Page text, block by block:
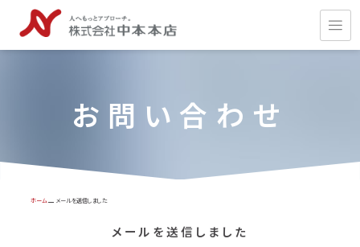
お問い合わせ
ホーム メールを送信しました
メ ール を送信 し ま し た